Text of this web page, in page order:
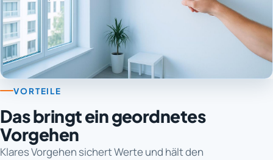
VORTEILE
Das bringt ein geordnetes
Vorgehen
Klares Vorgehen sichert Werte und hält den